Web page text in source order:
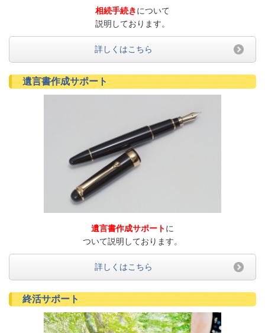
相続手続きについて
説明しております。
詳しくはこちら
遺言書作成サポート
遺言書作成サポートに
ついて説明しております。
詳しくはこちら
終活サポート